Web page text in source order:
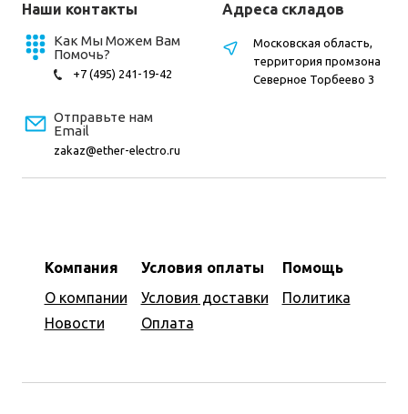
Наши контакты
Как Мы Можем Вам
Помочь?
+7 (495) 241-19-42
Отправьте нам
Email
zakaz@ether-electro.ru
Компания
О компании
Новости
Условия оплаты
Условия доставки
Оплата
Помощь
Политика
Адреса складов
Московская область,
территория промзона
Северное Торбеево 3